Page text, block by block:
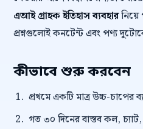
এআই গ্রাহক ইতিহাস ব্যবহারনিয়ে
প্রশ্নগুলোই কনটেন্ট এবং পণ্য
কীভাবে শুরু করবেন
প্রথমে একটি মাত্র উচ্চ-চাপের
গত ৩০ দিনের বাস্তব কল,